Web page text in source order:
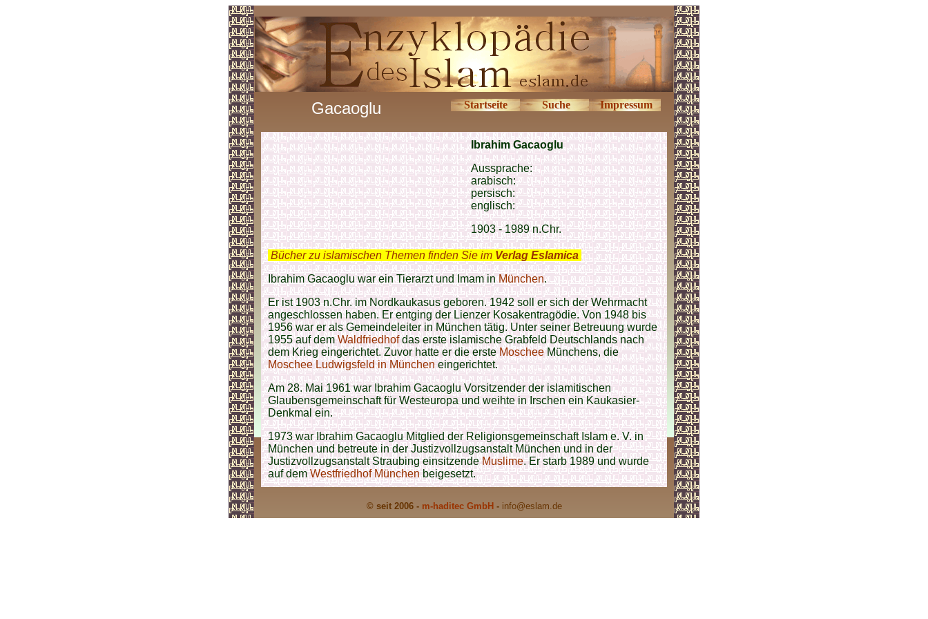
Gacaoglu Startseite Suche Impressum
Ibrahim Gacaoglu
Aussprache:
arabisch:
persisch:
englisch:
1903 - 1989 n.Chr.
Bücher zu islamischen Themen finden Sie im Verlag Eslamica
Ibrahim Gacaoglu war ein Tierarzt und Imam inMünchen.
Er ist 1903 n.Chr. im Nordkaukasus geboren. 1942 soll er sich der Wehrmacht
angeschlossen haben. Er entging der Lienzer Kosakentragödie. Von 1948 bis
1956 war er als Gemeindeleiter in München tätig. Unter seiner Betreuung wurde
1955 auf demWaldfriedhofdas erste islamische Grabfeld Deutschlands nach
dem Krieg eingerichtet. Zuvor hatte er die ersteMoscheeMünchens, die
Moschee Ludwigsfeld in Müncheneingerichtet.
Am 28. Mai 1961 war Ibrahim Gacaoglu Vorsitzender der islamitischen
Glaubensgemeinschaft für Westeuropa und weihte in Irschen ein Kaukasier-
Denkmal ein.
1973 war Ibrahim Gacaoglu Mitglied der Religionsgemeinschaft Islam e. V. in
München und betreute in der Justizvollzugsanstalt München und in der
Justizvollzugsanstalt Straubing einsitzendeMuslime. Er starb 1989 und wurde
auf demWestfriedhof Münchenbeigesetzt.
© seit 2006 - m-haditec GmbH - info@eslam.de